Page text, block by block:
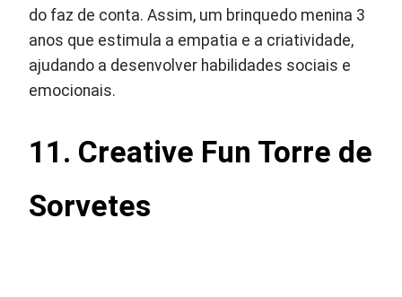
do faz de conta. Assim, um brinquedo menina 3
anos que estimula a empatia e a criatividade,
ajudando a desenvolver habilidades sociais e
emocionais.
11. Creative Fun Torre de
Sorvetes